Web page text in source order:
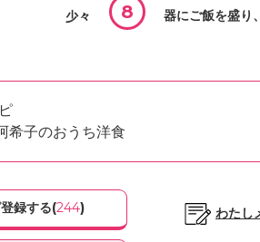
少々 8 器にご飯を盛り、
希子のおうち洋食
録する(244) わたし